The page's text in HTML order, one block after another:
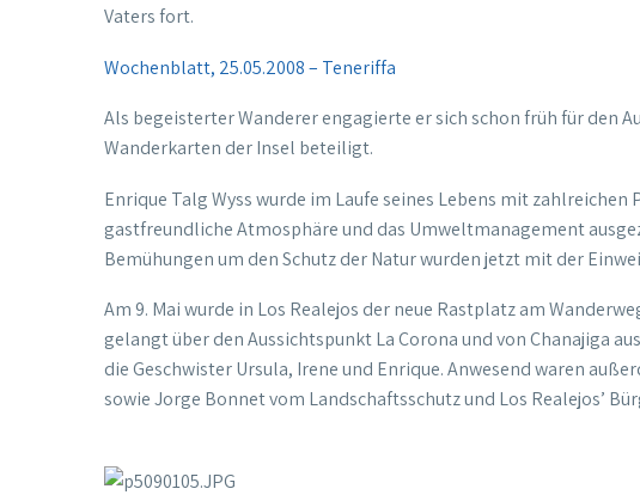
Vaters fort.
Wochenblatt, 25.05.2008 – Teneriffa
Als begeisterter Wanderer engagierte er sich schon früh für den
Wanderkarten der Insel beteiligt.
Enrique Talg Wyss wurde im Laufe seines Lebens mit
gastfreundliche Atmosphäre und das Umweltmanagement
Bemühungen um den Schutz der Natur wurden jetzt mit der
Am 9. Mai wurde in Los Realejos der neue Rastplatz am
gelangt über den Aussichtspunkt La Corona und von Chanajiga
die Geschwister Ursula, Irene und Enrique. Anwesend waren
sowie Jorge Bonnet vom Landschaftsschutz und Los Realejos’